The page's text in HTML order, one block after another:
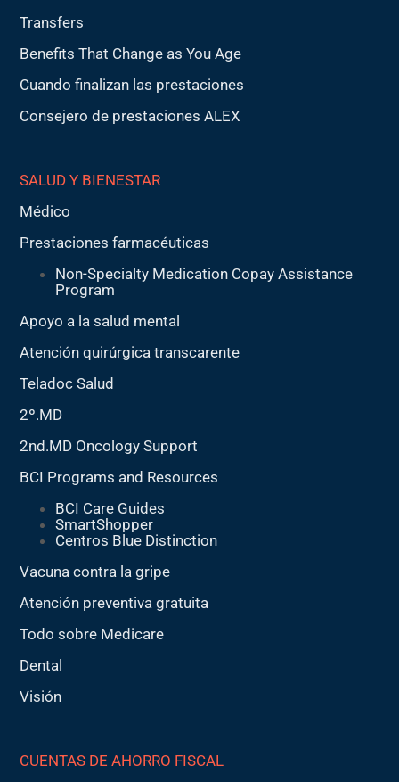
Transfers
Benefits That Change as You Age
Cuando finalizan las prestaciones
Consejero de prestaciones ALEX
SALUD Y BIENESTAR
Médico
Prestaciones farmacéuticas
Non-Specialty Medication Copay Assistance
Program
Apoyo a la salud mental
Atención quirúrgica transcarente
Teladoc Salud
2º.MD
2nd.MD Oncology Support
BCI Programs and Resources
BCI Care Guides
SmartShopper
Centros Blue Distinction
Vacuna contra la gripe
Atención preventiva gratuita
Todo sobre Medicare
Dental
Visión
CUENTAS DE AHORRO FISCAL